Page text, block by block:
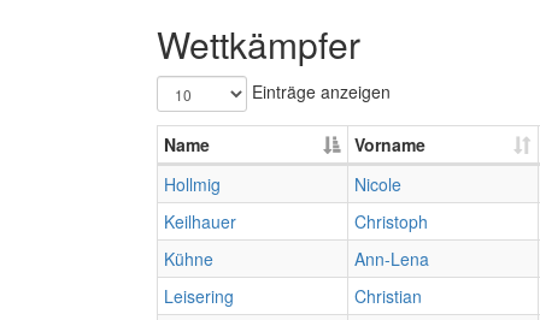
Wettkämpfer
Einträge anzeigen
Name
Vorname
Hollmig
Nicole
Keilhauer
Christoph
Kühne
Ann-Lena
Leisering
Christian